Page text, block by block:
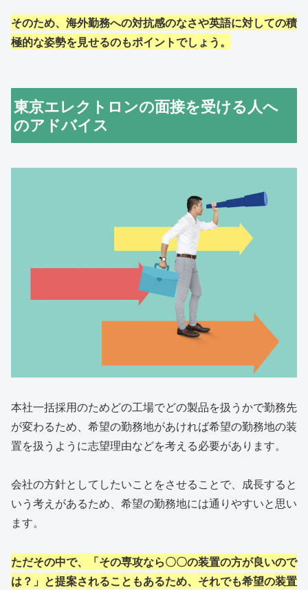
そのため、海外勤務への対抗感のなさや英語に対しての積
極的な姿勢を見せるのもポイントでしょう。
東京エレクトロンの面接を受ける人へ
のアドバイス
本社一括採用のためどの工場でどの製品を扱うかで勤務先
が変わるため、希望の勤務地があければ希望の勤務地の装
置を扱うように志望理由などを考える必要があります。
会社の方針としてしたいことをさせることで、成長すると
いう考えがあるため、希望の勤務地には通りやすいと思い
ます。
ただその中で、「その専攻なら〇〇の装置の方が良いので
は？」と提案されることもあるため、それでも希望の装置